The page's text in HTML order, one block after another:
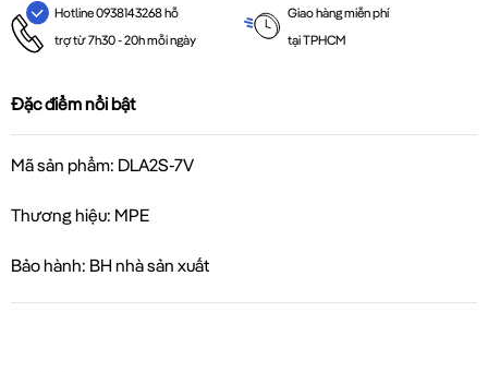
Hotline 0938143268 hỗ
trợ từ 7h30 - 20h mỗi ngày
Giao hàng miễn phí
tại TPHCM
Đặc điểm nổi bật
Mã sản phẩm: DLA2S-7V
Thương hiệu: MPE
Bảo hành: BH nhà sản xuất